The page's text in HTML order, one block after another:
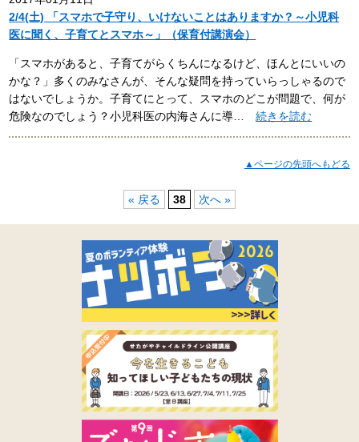
2/4(土) 「スマホで子守り、いけないことはありますか？～小児科
医に聞く、子育てとスマホ～」（保育付講演会）
「スマホがあると、子育てがらくちんになるけど、ほんとにいいの
かな？」多くのみなさんが、そんな疑問を持っていらっしゃるので
はないでしょうか。子育てにとって、スマホのどこが問題で、何が
危険なのでしょう？小児科医の内海さんに導…続きを読む
▲ページの先頭へもどる
« 戻る 38 次へ »